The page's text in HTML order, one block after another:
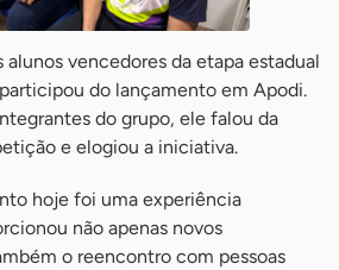
alunos vencedores da etapa estadual
do lançamento em Apodi.
do grupo, ele falou da
e elogiou a iniciativa.
hoje foi uma experiência
não apenas novos
o reencontro com pessoas